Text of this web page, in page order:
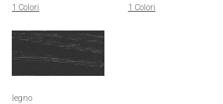
1 Colori
1 Colori
legno